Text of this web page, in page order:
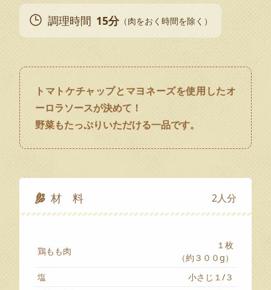
調理時間 15分（肉をおく時間を除く）
トマトケチャップとマヨネーズを使用したオ
ーロラソースが決めて！
野菜もたっぷりいただける一品です。
材 料 2人分
鶏もも肉
１枚
（約３００g）
塩
小さじ１/３